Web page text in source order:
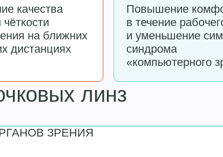
качества
на ближних
дистанциях
Повышение
в течение
и уменьшение
синдрома
«компьютерного
линз
ЗРЕНИЯ